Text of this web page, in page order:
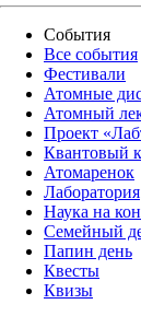
События
Все события
Фестивали
Атомные
Атомный
Проект
Квантовый
Атомаренок
Лаборатория
Наука на
Семейный
Папин день
Квесты
Квизы